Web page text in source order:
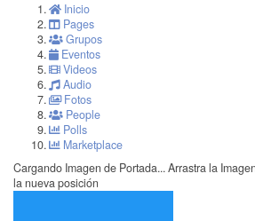
Inicio
Pages
Grupos
Eventos
Videos
Audio
Fotos
People
Polls
Marketplace
Cargando Imagen de Portada... Arrastra la
la nueva posición